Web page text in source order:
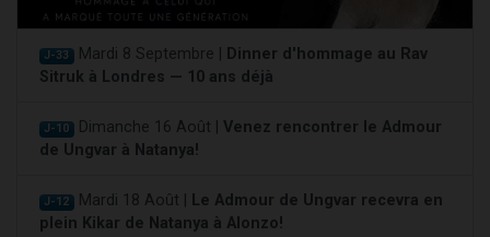
J-33 Mardi 8 Septembre |
Dinner d'hommage au Rav
Sitruk à Londres — 10 ans déjà
J-10 Dimanche 16 Août | Venez rencontrer le Admour
de Ungvar à Natanya!
J-12 Mardi 18 Août |
Le Admour de Ungvar recevra en
plein Kikar de Natanya à Alonzo!